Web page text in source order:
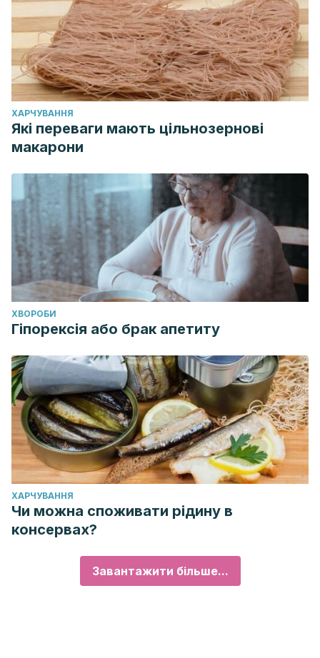
ХАРЧУВАННЯ
Які переваги мають цільнозернові
макарони
ХВОРОБИ
Гіпорексія або брак апетиту
ХАРЧУВАННЯ
Чи можна споживати рідину в
консервах?
Завантажити більше...